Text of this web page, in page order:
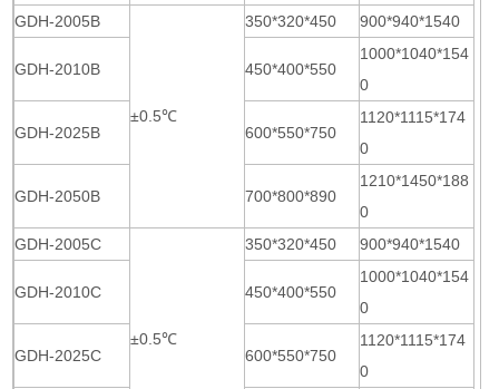
GDH-2005B
±0.5℃
350*320*450 900*940*1540
GDH-2010B 450*400*550
1000*1040*154
0
GDH-2025B 600*550*750
1120*1115*174
0
GDH-2050B 700*800*890
1210*1450*188
0
GDH-2005C
±0.5℃
350*320*450 900*940*1540
GDH-2010C 450*400*550
1000*1040*154
0
GDH-2025C 600*550*750
1120*1115*174
0